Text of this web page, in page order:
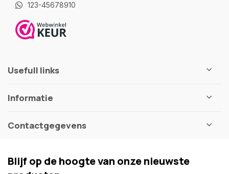
123-45678910
Usefull links
Informatie
Contactgegevens
Blijf op de hoogte van onze nieuwste